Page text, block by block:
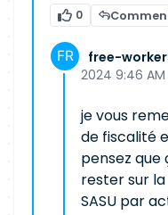
0
free-
2024 9:46 AM
je vous
de fiscalité
pensez que
rester sur la
SASU par